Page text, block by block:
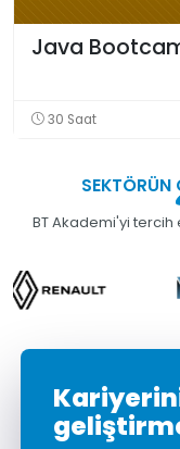
Java
30 Saat
SEKTÖRÜN
BT Akademi'yi tercih